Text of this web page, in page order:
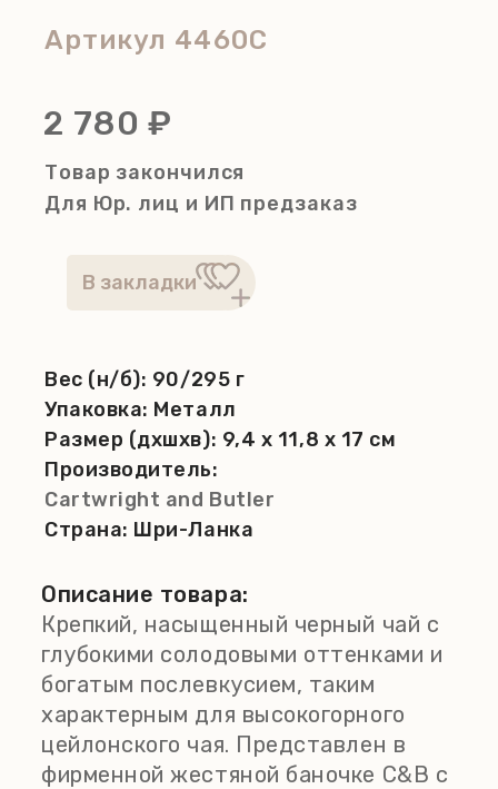
Артикул 4460C
2 780 ₽
Товар закончился
Для Юр. лиц и ИП предзаказ
Вес (н/б): 90/295 г
Упаковка: Металл
Размер (дхшхв): 9,4 x 11,8 x 17 см
Производитель:
Cartwright and Butler
Страна: Шри-Ланка
Описание товара:
Крепкий, насыщенный черный чай с
глубокими солодовыми оттенками и
богатым послевкусием, таким
характерным для высокогорного
цейлонского чая. Представлен в
фирменной жестяной баночке C&B с